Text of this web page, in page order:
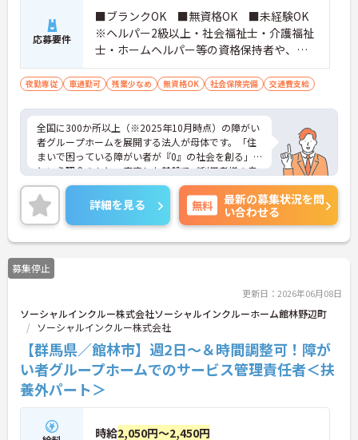
応募要件
■ブランクOK ■無資格OK ■未経験OK
※ヘルパー2級以上・社会福祉士・介護福祉
士・ホームヘルパー等の資格保持者や、福
祉系業務経験者、障害者支援施設経験者、
生活支援員、障害者支援員、就労支援員、
夜勤専従 車通勤可 残業少なめ 無資格OK 社会保険完備 交通費支給
全国に300か所以上（※2025年10月時点）の障がい
者グループホームを展開する法人が母体です。「住
まいで困っている障がい者が『0』の社会を創る」
という理念のもと、安定した基盤でご利用者様の自
立を支援しています。週1日からの勤務が可能で、W
ワークや扶養内での勤務も歓迎しており、ご自身の
ペースで働けます。20代から60代まで幅広い世代が
活躍中で、未経験や無資格の方でも安心してスター
トできるよう、先輩スタッフが丁寧にサポートしま
す。昇給の機会は年2回あり、頑張りが評価される環
境です。正社員登用制度や産休・育休制度も整って
られます。介護に挑戦したい方や、空いた時間を有
効活用したい方におすすめです。ご興味のある方は
詳細等をお伝えしますので、お気軽にお問い合わせ
ください。
詳細を見る 無料
最新の募集状況を問
い合わせる
募集停止
更新日：2026年06月08日
ソーシャルインクルー株式会社ソーシャルインクルーホーム館林野辺町
ソーシャルインクルー株式会社
【群馬県／館林市】週2日～＆時間調整可！障が
い者グループホームでのサービス管理責任者＜扶
養外パート＞
時給2,050円～2,450円